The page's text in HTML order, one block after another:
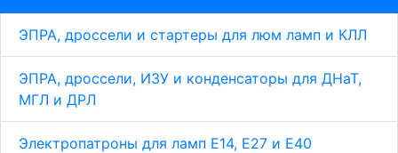
ЭПРА, дроссели и стартеры для люм ламп и КЛЛ
ЭПРА, дроссели, ИЗУ и конденсаторы для ДНаТ,
МГЛ и ДРЛ
Электропатроны для ламп Е14, Е27 и Е40